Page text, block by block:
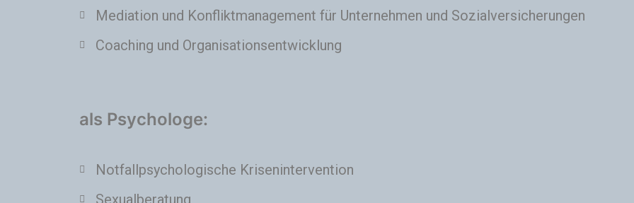
Mediation und Konfliktmanagement für Unternehmen und Sozialversicherungen
Coaching und Organisationsentwicklung
als Psychologe:
Notfallpsychologische Krisenintervention
Sexualberatung